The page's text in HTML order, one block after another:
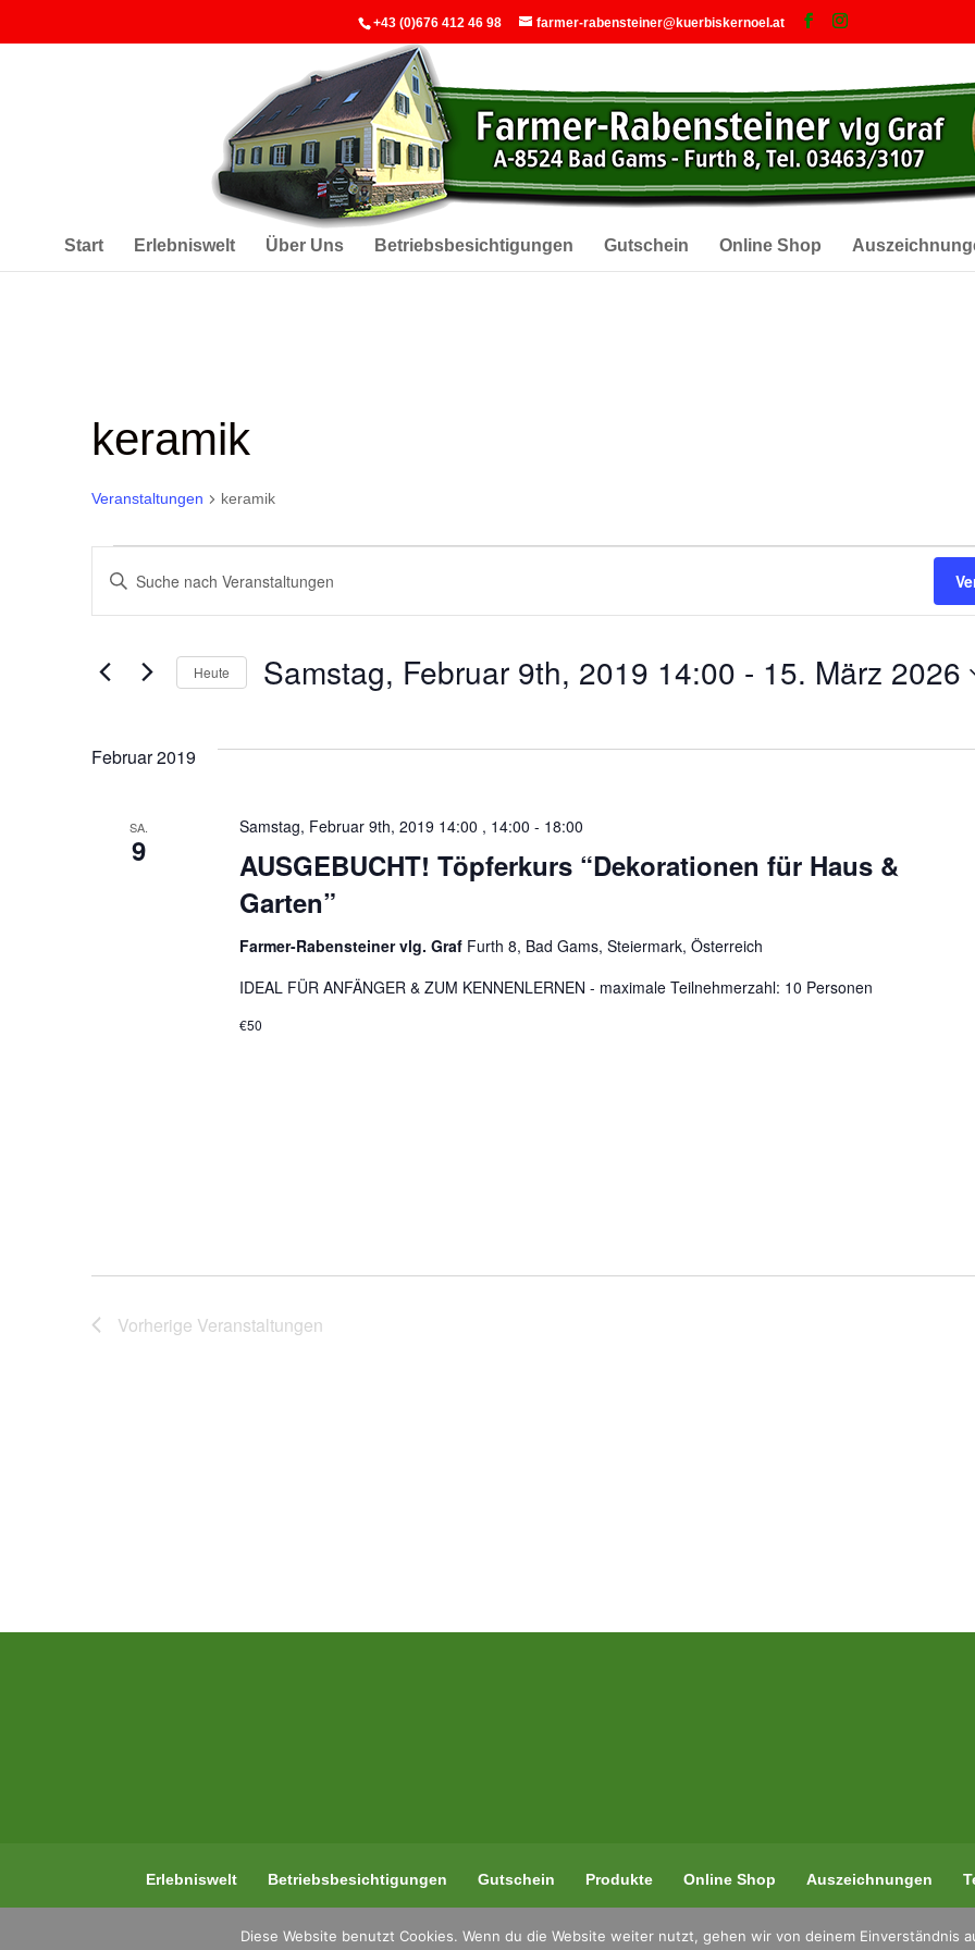
+43 (0)676 412 46 98 farmer-rabensteiner@kuerbiskernoel.at
Start Erlebniswelt Über Uns Betriebsbesichtigungen Gutschein Online Shop
keramik
Veranstaltungen keramik
Veranstaltungen
Veranstaltungen
Suche
und
Navigation
Bitte
Schlüsselwort
Suche
Veranstaltungen
Heute Samstag, Februar 9th, 2019 14:00 - 15. März 2026
wählen.
Februar 2019
SA.
9
AUSGEBUCHT! Töpferkurs “Dekorationen für Haus &
Garten”
Samstag, Februar 9th, 2019 14:00 , 14:00 - 18:00
Farmer-Rabensteiner vlg. Graf Furth 8, Bad Gams, Steiermark, Österreich
IDEAL FÜR ANFÄNGER & ZUM KENNENLERNEN - maximale Teilnehmerzahl: 10 Personen
€50
Vorherige Veranstaltungen
Erlebniswelt Betriebsbesichtigungen Gutschein Produkte Online Shop Auszeichnungen
Diese Website benutzt Cookies. Wenn du die Website weiter nutzt, gehen wir von deinem Einverständnis